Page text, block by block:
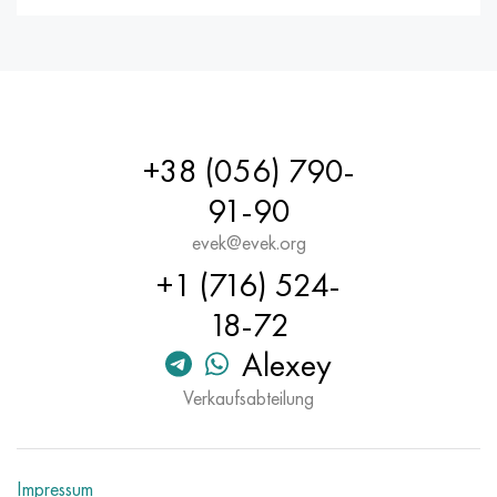
+38 (056) 790-
91-90
evek@evek.org
+1 (716) 524-
18-72
Alexey
Verkaufsabteilung
Impressum